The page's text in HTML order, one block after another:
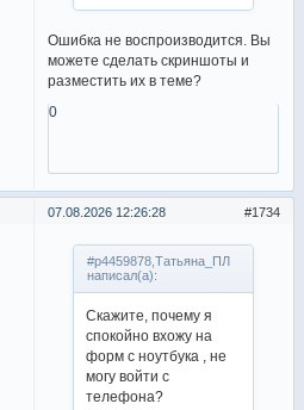
Ошибка не воспроизводится. Вы
можете сделать скриншоты и
разместить их в теме?
0
1734
07.08.2026 12:26:28
#p4459878,Татьяна_ПЛ
написал(а):
Скажите, почему я
спокойно вхожу на
форм с ноутбука , не
могу войти с
телефона?